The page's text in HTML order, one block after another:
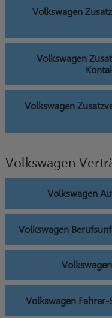
Volkswagen
Volkswagen
Volkswagen
Volkswagen
Volkswagen
Volkswagen
Volkswagen